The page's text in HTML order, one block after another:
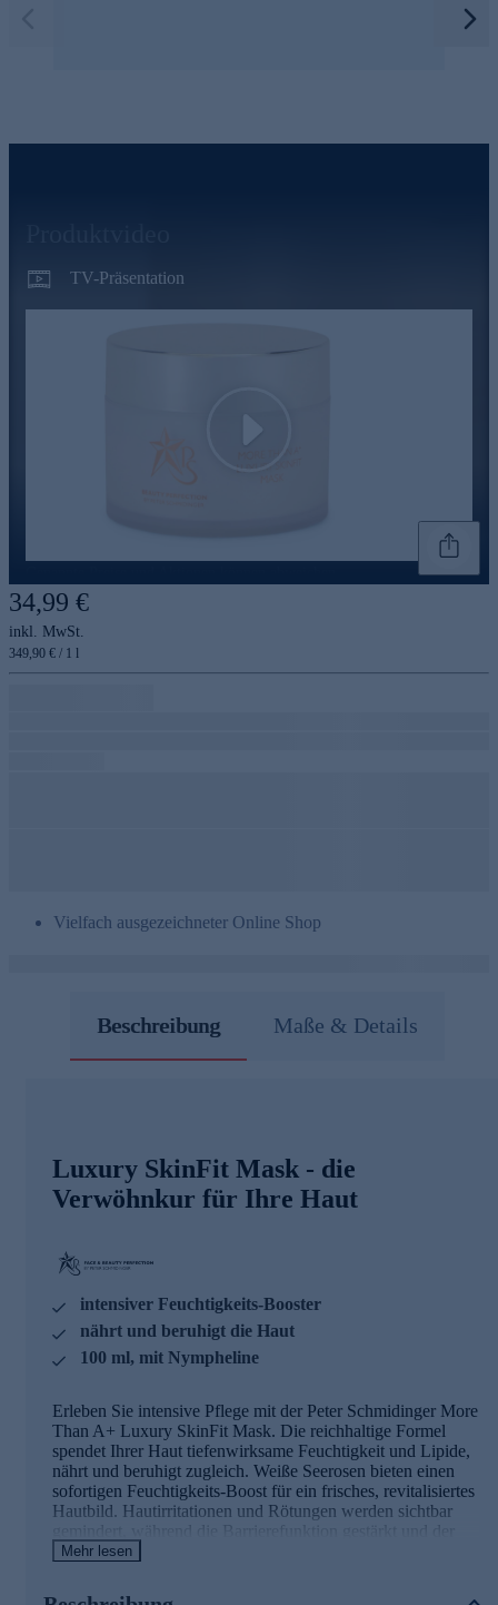
TV-Präsentation
Play
34,99 €
inkl. MwSt.
349,90 € / 1 l
Vielfach ausgezeichneter Online Shop
Beschreibung Maße & Details
Luxury SkinFit Mask - die
Verwöhnkur für Ihre Haut
intensiver Feuchtigkeits-Booster
nährt und beruhigt die Haut
100 ml, mit Nympheline
Erleben Sie intensive Pflege mit der Peter Schmidinger More
Than A+ Luxury SkinFit Mask. Die reichhaltige Formel
spendet Ihrer Haut tiefenwirksame Feuchtigkeit und Lipide,
nährt und beruhigt zugleich. Weiße Seerosen bieten einen
sofortigen Feuchtigkeits-Boost für ein frisches, revitalisiertes
Hautbild. Hautirritationen und Rötungen werden sichtbar
gemindert, während die Barrierefunktion gestärkt und der
Wasserverlust reduziert wird. Ihre Haut erscheint glatt und
Mehr lesen